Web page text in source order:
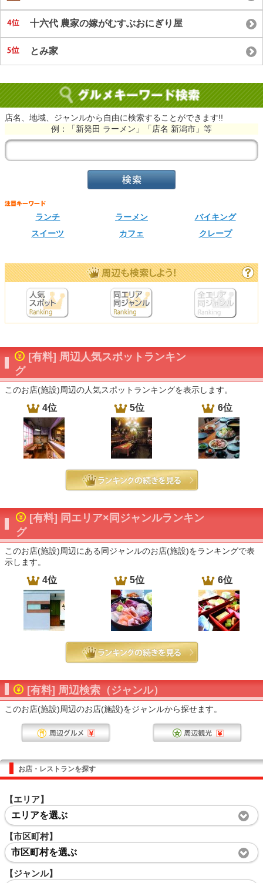
十六代 農家の嫁がむすぶおにぎり屋
とみ家
店名、地域、ジャンルから自由に検索することができます!!
例：「新発田 ラーメン」「店名 新潟市」等
ランチ ラーメン
バイキング
スイーツ
カフェ クレープ
[有料] 周辺人気スポットランキン
グ
このお店(施設)周辺の人気スポットランキングを表示します。
4位 5位 6位
[有料] 同エリア×同ジャンルランキン
グ
このお店(施設)周辺にある同ジャンルのお店(施設)をランキングで表
示します。
4位 5位 6位
[有料] 周辺検索（ジャンル）
このお店(施設)周辺のお店(施設)をジャンルから探せます。
お店・レストランを探す
【エリア】
エリアを選ぶ
【市区町村】
市区町村を選ぶ
【ジャンル】